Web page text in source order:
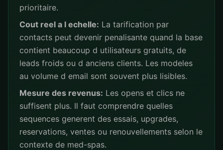
prioritaire.
Cout reel a l echelle: La tarification par
contacts peut devenir penalisante quand la base
contient beaucoup d utilisateurs gratuits, de
leads froids ou d anciens clients. Les modeles
au volume d email sont souvent plus lisibles.
Mesure des revenus: Les opens et clics ne
suffisent plus. Il faut comprendre quelles
sequences generent des essais, upgrades,
reservations, ventes ou renouvellements selon le
contexte de med-spas.